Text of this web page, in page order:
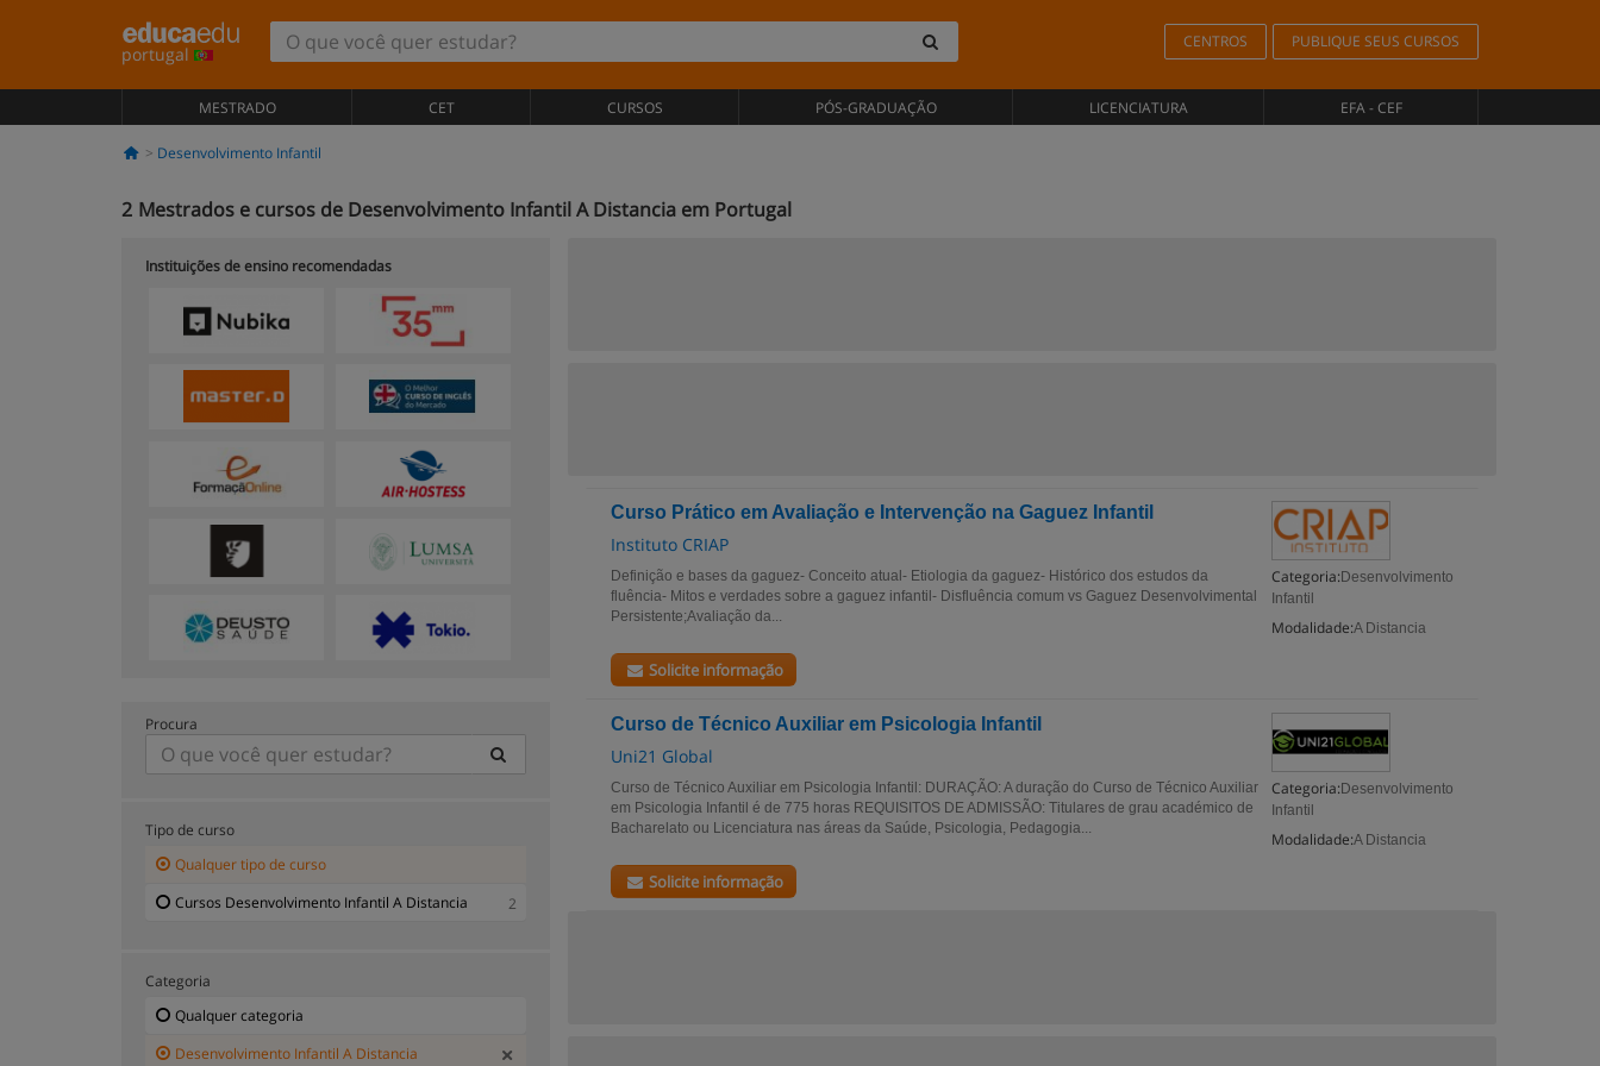
portugal
CENTROS PUBLIQUE SEUS CURSOS
MESTRADO CET CURSOS PÓS-GRADUAÇÃO LICENCIATURA EFA - CEF
Desenvolvimento Infantil
2 Mestrados e cursos de Desenvolvimento Infantil A Distancia em Portugal
Curso Prático em Avaliação e Intervenção na Gaguez Infantil
Instituto CRIAP
Categoria: Desenvolvimento
Infantil
Modalidade:A Distancia
Definição e bases da gaguez- Conceito atual- Etiologia da gaguez- Histórico dos estudos da
fluência- Mitos e verdades sobre a gaguez infantil- Disfluência comum vs Gaguez Desenvolvimental
Persistente;Avaliação da...
Solicite informação
Curso de Técnico Auxiliar em Psicologia Infantil
Uni21 Global
Categoria: Desenvolvimento
Infantil
Modalidade:A Distancia
Curso de Técnico Auxiliar em Psicologia Infantil: DURAÇÃO: A duração do Curso de Técnico Auxiliar
em Psicologia Infantil é de 775 horas REQUISITOS DE ADMISSÃO: Titulares de grau académico de
Bacharelato ou Licenciatura nas áreas da Saúde, Psicologia, Pedagogia...
Solicite informação
Instituições de ensino recomendadas
Procura
Tipo de curso
Qualquer tipo de curso
Cursos Desenvolvimento Infantil A Distancia
2
Categoria
Qualquer categoria
Desenvolvimento Infantil A Distancia